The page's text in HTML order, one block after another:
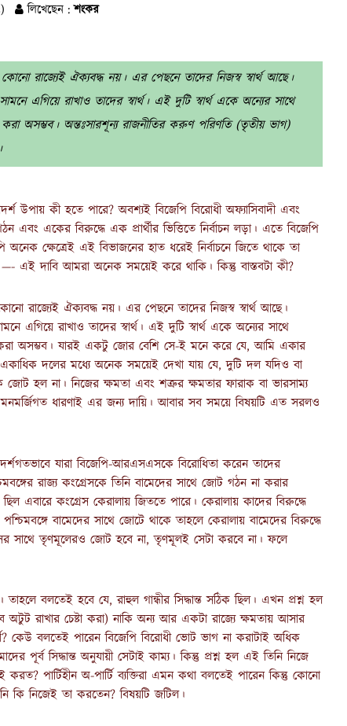
লিখেছেন :শংকর
রাজ্যেই ঐক্যবদ্ধ নয়। এর পেছনে তাদের নিজস্ব স্বার্থ আছে।
এগিয়ে রাখাও তাদের স্বার্থ। এই দুটি স্বার্থ একে অন্যের সাথে
অসম্ভব। অন্তঃসারশূন্য রাজনীতির করুণ পরিণতি (তৃতীয় ভাগ)
উপায় কী হতে পারে? অবশ্যই বিজেপি বিরোধী অফ্যাসিবাদী এবং
এবং একের বিরুদ্ধে এক প্রার্থীর ভিত্তিতে নির্বাচন লড়া। এতে বিজেপি
ক্ষেত্রেই এই বিভাজনের হাত ধরেই নির্বাচনে জিতে থাকে তা
এই দাবি আমরা অনেক সময়েই করে থাকি। কিন্তু বাস্তবটা কী?
রাজ্যেই ঐক্যবদ্ধ নয়। এর পেছনে তাদের নিজস্ব স্বার্থ আছে।
এগিয়ে রাখাও তাদের স্বার্থ। এই দুটি স্বার্থ একে অন্যের সাথে
অসম্ভব। যারই একটু জোর বেশি সে-ই মনে করে যে, আমি একার
দলের মধ্যে অনেক সময়েই দেখা যায় যে, দুটি দল যদিও বা
জোট হল না। নিজের ক্ষমতা এবং শত্রুর ক্ষমতার ফারাক বা ভারসাম্য
ধারণাই এর জন্য দায়ি। আবার সব সময়ে বিষয়টি এত সরলও
যারা বিজেপি-আরএসএসকে বিরোধিতা করেন তাদের
রাজ্য কংগ্রেসকে তিনি বামেদের সাথে জোট গঠন না করার
এবারে কংগ্রেস কেরালায় জিততে পারে। কেরালায় কাদের বিরুদ্ধে
বামেদের সাথে জোটে থাকে তাহলে কেরালায় বামেদের বিরুদ্ধে
সাথে তৃণমূলেরও জোট হবে না, তৃণমূলই সেটা করবে না। ফলে
বলতেই হবে যে, রাহুল গান্ধীর সিদ্ধান্ত সঠিক ছিল। এখন প্রশ্ন হল
অটুট রাখার চেষ্টা করা) নাকি অন্য আর একটা রাজ্যে ক্ষমতায় আসার
বলতেই পারেন বিজেপি বিরোধী ভোট ভাগ না করাটাই অধিক
পূর্ব সিদ্ধান্ত অনুযায়ী সেটাই কাম্য। কিন্তু প্রশ্ন হল এই তিনি নিজে
পার্টিহীন অ-পার্টি ব্যক্তিরা এমন কথা বলতেই পারেন কিন্তু কোনো
কি নিজেই তা করতেন? বিষয়টি জটিল।